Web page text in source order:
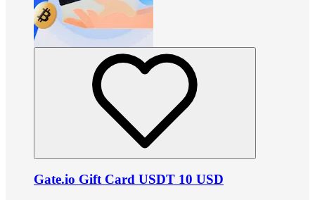
Gate.io Gift Card USDT 10 USD